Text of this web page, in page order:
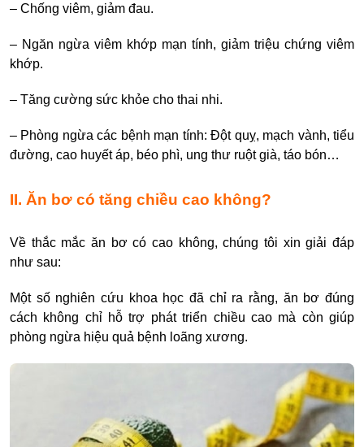
– Chống viêm, giảm đau.
– Ngăn ngừa viêm khớp mạn tính, giảm triệu chứng viêm
khớp.
– Tăng cường sức khỏe cho thai nhi.
– Phòng ngừa các bệnh mạn tính: Đột quỵ, mạch vành, tiểu
đường, cao huyết áp, béo phì, ung thư ruột già, táo bón…
II. Ăn bơ có tăng chiều cao không?
Về thắc mắc ăn bơ có cao không, chúng tôi xin giải đáp
như sau:
Một số nghiên cứu khoa học đã chỉ ra rằng, ăn bơ đúng
cách không chỉ hỗ trợ phát triển chiều cao mà còn giúp
phòng ngừa hiệu quả bệnh loãng xương.